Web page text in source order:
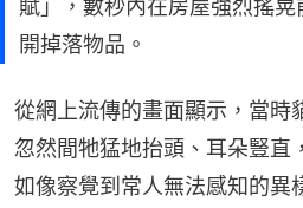
賦」，數秒內在房屋強烈搖
開掉落物品。
從網上流傳的畫面顯示，當時
忽然間牠猛地抬頭、耳朵豎直
如像察覺到常人無法感知的異